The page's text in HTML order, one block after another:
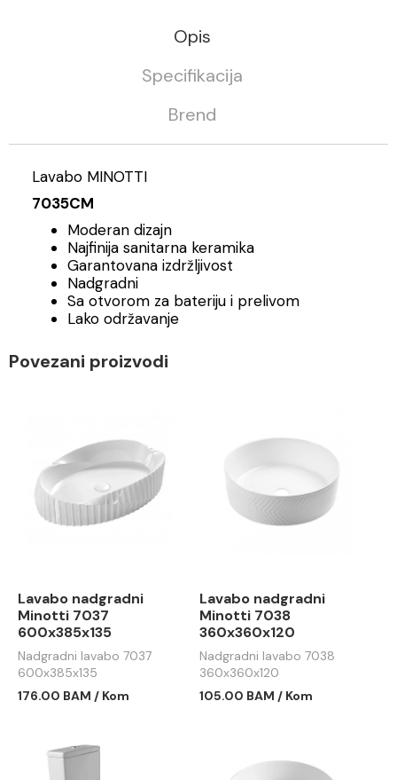
Opis
Specifikacija
Brend
Lavabo MINOTTI
7035CM
Moderan dizajn
Najfinija sanitarna keramika
Garantovana izdržljivost
Nadgradni
Sa otvorom za bateriju i prelivom
Lako održavanje
Povezani proizvodi
Lavabo nadgradni
Minotti 7037
600x385x135
Nadgradni lavabo 7037
600x385x135
176.00 BAM / Kom
Lavabo nadgradni
Minotti 7038
360x360x120
Nadgradni lavabo 7038
360x360x120
105.00 BAM / Kom